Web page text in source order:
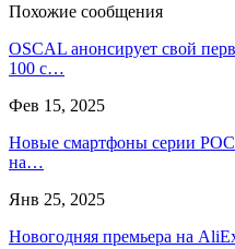
Похожие сообщения
OSCAL анонсирует свой
100 с…
Фев 15, 2025
Новые смартфоны серии
на…
Янв 25, 2025
Новогодняя премьера на